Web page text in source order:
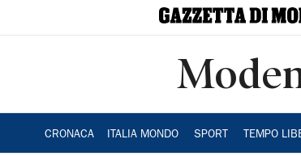
CRONACA ITALIA MONDO SPORT TEMPO